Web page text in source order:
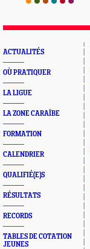
ACTUALITÉS
OÙ PRATIQUER
LA LIGUE
LA ZONE CARAÏBE
FORMATION
CALENDRIER
QUALIFIÉ(E)S
RÉSULTATS
RECORDS
TABLES DE COTATION
JEUNES